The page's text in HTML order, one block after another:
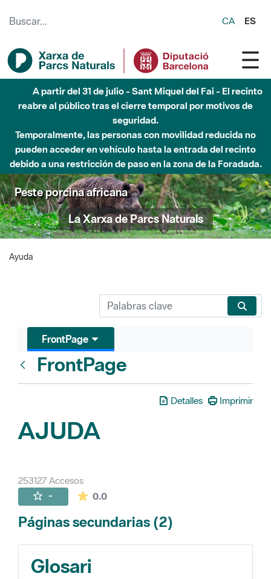
CA ES
A partir del 31 de julio - Sant Miquel del Fai - El recinto
reabre al público tras el cierre temporal por motivos de
seguridad.
Temporalmente, las personas con movilidad reducida no
pueden acceder en vehículo hasta la entrada del recinto
debido a una restricción de paso en la zona de la Foradada.
Peste porcina africana
La Xarxa de Parcs Naturals
Ayuda
FrontPage
FrontPage
Detalles Imprimir
AJUDA
253127 Accesos
- 0.0La valoración media es de 0 estrellas de
Páginas secundarias (2)
Glosari